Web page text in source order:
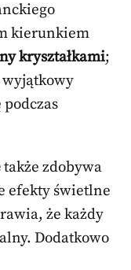
kierunkiem
kryształkami;
także zdobywa
efekty świetlne
że każdy
Dodatkowo